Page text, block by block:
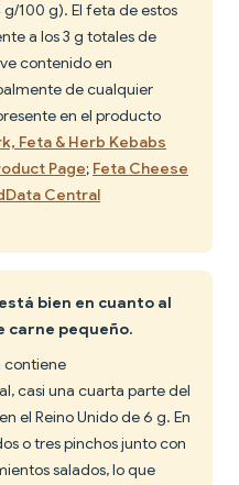
100 g). El feta de estos
a los 3 g totales de
contenido en
de cualquier
en el producto
Feta & Herb Kebabs
Page; Feta Cheese
Central
bien en cuanto al
carne pequeño.
contiene
casi una cuarta parte del
el Reino Unido de 6 g. En
o tres pinchos junto con
salados, lo que